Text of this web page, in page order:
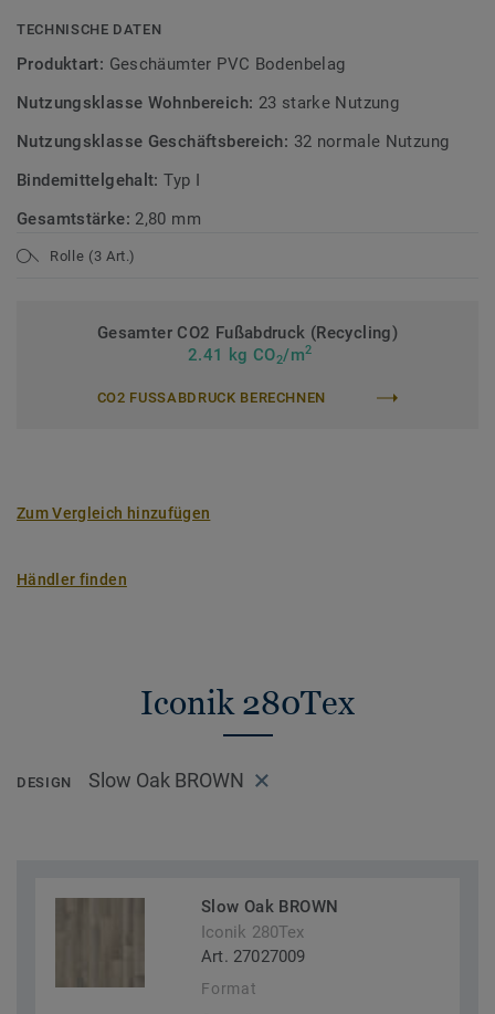
TECHNISCHE DATEN
Produktart: Geschäumter PVC Bodenbelag
Nutzungsklasse Wohnbereich: 23 starke Nutzung
Nutzungsklasse Geschäftsbereich: 32 normale Nutzung
Bindemittelgehalt:Typ I
Gesamtstärke: 2,80 mm
Rolle (3 Art.)
Gesamter CO2 Fußabdruck (Recycling)
2.41 kg CO2/m2
CO2 FUSSABDRUCK BERECHNEN
Zum Vergleich hinzufügen
Händler finden
Iconik 280Tex
DESIGN Slow Oak BROWN
Slow Oak BROWN
Iconik 280Tex
Art. 27027009
Format